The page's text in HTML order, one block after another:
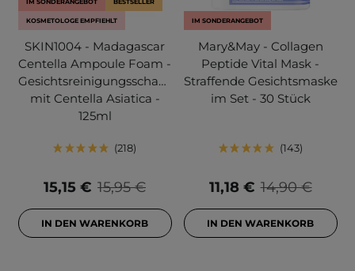
IM SONDERANGEBOT BESTSELLER
KOSMETOLOGE EMPFIEHLT
SKIN1004 - Madagascar
Centella Ampoule Foam -
Gesichtsreinigungsschaum
mit Centella Asiatica -
125ml
218
15,95 €
15,15 €
IN DEN WARENKORB
IM SONDERANGEBOT
Mary&May - Collagen
Peptide Vital Mask -
Straffende Gesichtsmaske
im Set - 30 Stück
143
14,90 €
11,18 €
IN DEN WARENKORB